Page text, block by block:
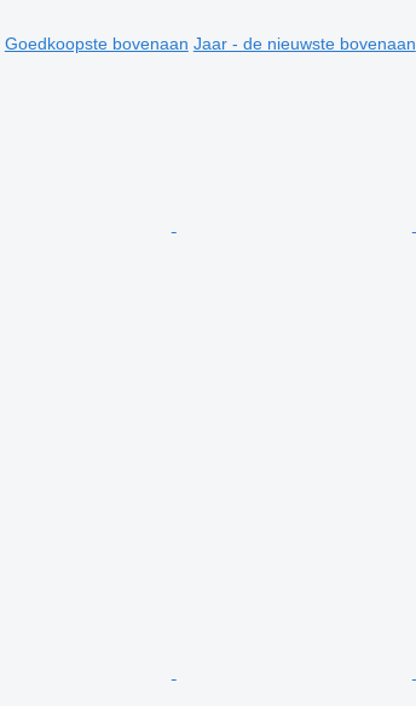
Goedkoopste bovenaan Jaar - de nieuwste bovenaan